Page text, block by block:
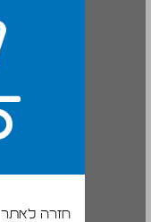
חזרה לאתר